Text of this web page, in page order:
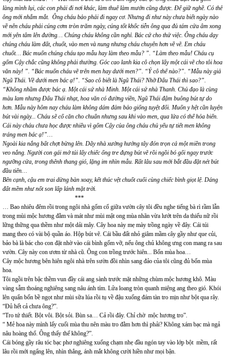
làng mình lụi, các con phải đi nơi khác, làm thuê làm mướn cũng được. Để giữ nghề. Có thế
ông mới nhắm mắt. Ông cháu bảo phải đi ngay cơ. Nhưng đi như này chưa biết ngày nào
về nên cháu phải cúng cơm tròn trăm ngày, cúng tốt khốc tiễn ông qua đủ tám cửa âm xong
mới yên tâm lên đường… Chúng cháu không cần nghỉ. Bác cứ cho thử việc. Ông cháu dạy
chúng cháu làm đất, chuốt, vào men và nung nhưng cháu chuyên hơn về vẽ. Em cháu
chuốt… Bác muốn chúng cháu tạo mẫu hay làm theo mẫu? ”. “Làm theo mẫu! Cháu cụ
gốm Cậy chắc cũng không phải thường. Góc cao lanh kia cô chọn lấy một cái vẽ cho tôi hoa
văn này! ”. “Bác muốn cháu vẽ trên men hay dưới men?”. “Ý cô thế nào?”. “Mẫu này giả
Ngũ Thái. Vẽ dưới men bác ạ!”. “Sao cô biết là Ngũ Thái? Nhỡ Đấu Thái thì sao?”.
“Không nhầm được bác ạ. Một cái sứ nhà Minh. Một cái sứ nhà Thanh. Chủ đạo là cùng
màu lam nhưng Đấu Thái nhạt, hoa văn có đường viền, Ngũ Thái đậm buông bút tự do
hơn. Mẫu này hôm nay cháu làm không dám đảm bảo giống tuyệt đối. Muốn y hệt cần luyện
bút vài ngày... Cháu sẽ cố căn cho chuẩn nhưng sau khi vào men, qua lửa có thể hỏa biến.
Cái này cháu chưa học được nhiều vì gốm Cậy của ông cháu chủ yếu tự tiết men không
tráng men bác ạ!”…
Ngoài kia nắng bất chợt bừng lên. Dãy nhà xưởng hướng tây đón trọn cả một miền trong
veo nắng. Người con gái mở túi lấy chiếc ống tre đựng bút vẽ rồi ngồi bó gối ngay trước
ngưỡng cửa, trong thênh thang gió, lặng im nhìn mẫu. Rất lâu sau mới bắt đầu đặt nét bút
đầu tiên…
Bên cạnh, cậu em trai dừng bàn xoay, kết thúc vệt chuốt cuối cùng chiếc bình giọt lệ. Dáng
đất mềm như nốt son lấp lánh mặt trời.
***
… Bao nhiêu đêm rồi trong ngôi nhà gốm cổ giữa vườn cây tôi đều nghe tiếng bà rì rầm lẫn
trong mùi mộc hương đằm và mát như mùi mật ong mùa nhãn vừa lướt trên da thiếu nữ rồi
lững thững qua thềm như một dải mây. Cây hoa này mẹ mày trồng ngày về đây. Cái túi
mang theo có vài bộ quần áo. Hộp bút vẽ. Cái bầu đất nhỏ giâm mầm cây gầy như que củi,
bảo bà là bác cho con đặt nhờ vào cái bình gốm vỡ, nếu ông chủ không ưng con mang ra sau
vườn. Cây này con ươm từ nhà cũ. Ông con trồng trước hiên... Bốn mùa hoa…
Cây mộc hương bên hiên ngôi nhà trên sườn đồi nhìn sang đảo của tôi cũng đủ bốn mùa
hoa.
Tôi ngồi trên bậc thềm vun đầy cái ang sành trước mặt những chùm mộc hương khô. Màu
vàng sẫm thoáng nghiêng sang nâu ánh tím. Lửa loang tròn quanh miệng ang theo gió. Khói
lên quẩn bốn bề ngọt như mùi sữa lúa rồi tụ về đậu xuống đám tàn tro mịn như bột qua rây.
“Đủ hết cả chưa ông?”.
“Tro tứ thiết. Bột vôi. Bột sỏi. Bùn sa… Cả rồi đây. Chỉ chờ mộc hương tro”.
“ Mẻ hoa này mình lấy cuối mùa thu nên màu tro đằm hơn thì phải? Không xám bạc mà ngả
nâu hoàng thổ. Ông thấy thế không?”.
Cái bóng gầy râu tóc bạc phơ nghiêng xuống chạm nhẹ đầu ngón tay vào lớp bột mềm, rất
lâu rồi mới ngẩng lên, nhìn thẳng, ánh mắt không cười hiền như mọi bận.